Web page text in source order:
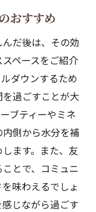
おすすめ
だ後は、その効
ペースをご紹介
ダウンするため
過ごすことが大
ブティーやミネ
側から水分を補
ます。また、友
とで、コミュニ
味わえるでしょ
じながら過ごす